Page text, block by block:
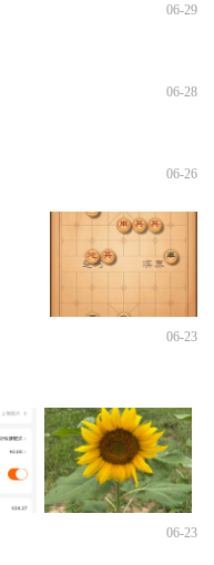
06-29
06-28
06-26
06-23
06-23